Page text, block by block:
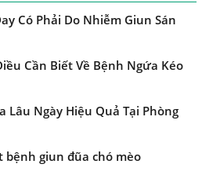
Có Phải Do Nhiễm Giun Sán
Cần Biết Về Bệnh Ngứa Kéo
Lâu Ngày Hiệu Quả Tại Phòng
giun đũa chó mèo